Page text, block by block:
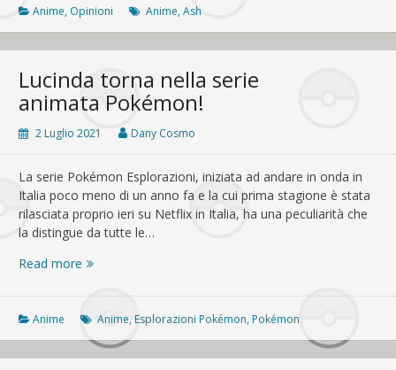
Mondo:
cosa
sta
Anime, Opinioni Anime,Ash
Lucinda torna nella serie
animata Pokémon!
2 Luglio 2021 Dany Cosmo
La serie Pokémon Esplorazioni, iniziata ad andare in onda in
Italia poco meno di un anno fa e la cui prima stagione è stata
rilasciata proprio ieri su Netflix in Italia, ha una peculiarità che
la distingue da tutte le…
Read more Lucinda
nella
serie
animata
Pokémon!
Anime Anime,Esplorazioni Pokémon, Pokémon